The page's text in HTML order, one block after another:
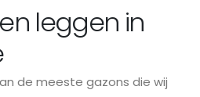
leggen in
de meeste gazons die wij